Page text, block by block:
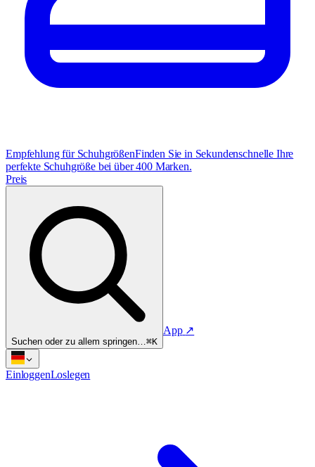
Empfehlung für SchuhgrößenFinden Sie in Sekundenschnelle Ihre
perfekte Schuhgröße bei über 400 Marken.
Preis
Suchen oder zu allem springen…⌘K
App ↗
EinloggenLoslegen